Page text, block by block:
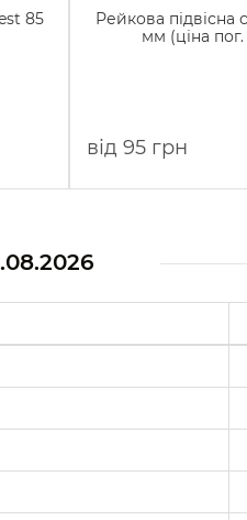
85
Рейкова підвісна
мм (ціна
від 95 грн